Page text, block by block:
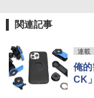
関連記事
連載
俺
CK